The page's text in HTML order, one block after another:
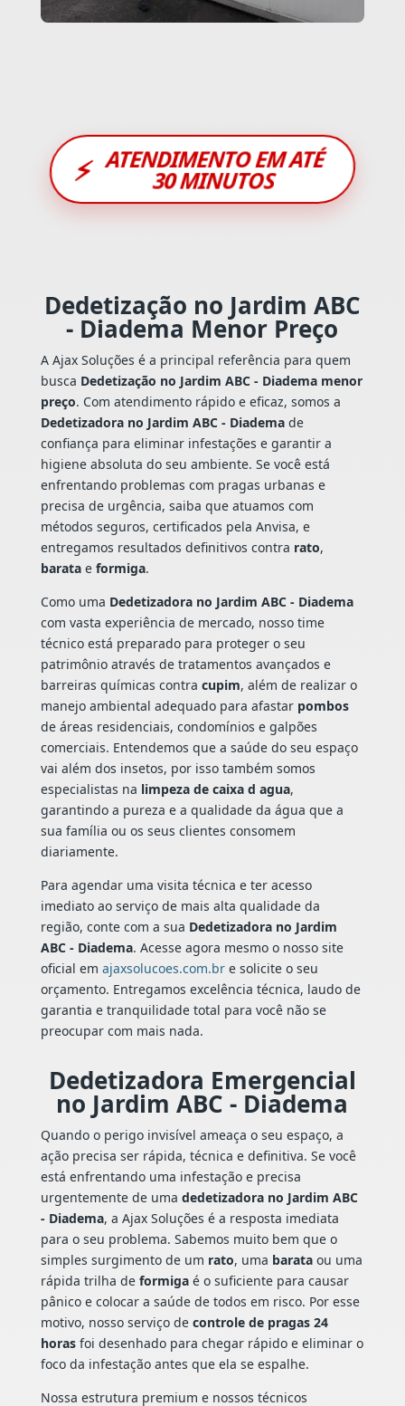
⚡ ATENDIMENTO EM ATÉ
30 MINUTOS
Dedetização no Jardim ABC
- Diadema Menor Preço
A Ajax Soluções é a principal referência para quem
busca Dedetização no Jardim ABC - Diadema menor
preço. Com atendimento rápido e eficaz, somos a
Dedetizadora no Jardim ABC - Diademade
confiança para eliminar infestações e garantir a
higiene absoluta do seu ambiente. Se você está
enfrentando problemas com pragas urbanas e
precisa de urgência, saiba que atuamos com
métodos seguros, certificados pela Anvisa, e
entregamos resultados definitivos contra rato,
baratae formiga.
Como uma Dedetizadora no Jardim ABC - Diadema
com vasta experiência de mercado, nosso time
técnico está preparado para proteger o seu
patrimônio através de tratamentos avançados e
barreiras químicas contra cupim, além de realizar o
manejo ambiental adequado para afastar pombos
de áreas residenciais, condomínios e galpões
comerciais. Entendemos que a saúde do seu espaço
vai além dos insetos, por isso também somos
especialistas na limpeza de caixa d agua,
garantindo a pureza e a qualidade da água que a
sua família ou os seus clientes consomem
diariamente.
Para agendar uma visita técnica e ter acesso
imediato ao serviço de mais alta qualidade da
região, conte com a sua Dedetizadora no Jardim
ABC - Diadema. Acesse agora mesmo o nosso site
oficial em ajaxsolucoes.com.bre solicite o seu
orçamento. Entregamos excelência técnica, laudo de
garantia e tranquilidade total para você não se
preocupar com mais nada.
Dedetizadora Emergencial
no Jardim ABC - Diadema
Quando o perigo invisível ameaça o seu espaço, a
ação precisa ser rápida, técnica e definitiva. Se você
está enfrentando uma infestação e precisa
urgentemente de uma dedetizadora no Jardim ABC
- Diadema, a Ajax Soluções é a resposta imediata
para o seu problema. Sabemos muito bem que o
simples surgimento de um rato, uma barataou uma
rápida trilha de formigaé o suficiente para causar
pânico e colocar a saúde de todos em risco. Por esse
motivo, nosso serviço de controle de pragas 24
horasfoi desenhado para chegar rápido e eliminar o
foco da infestação antes que ela se espalhe.
Nossa estrutura premium e nossos técnicos